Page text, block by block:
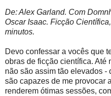
De: Alex Garland. Com
Oscar Isaac. Ficção
minutos.
Devo confessar a vocês que
obras de ficção científica. Até
não são assim tão elevados -
são capazes de me provocar
renderem ótimas sessões,